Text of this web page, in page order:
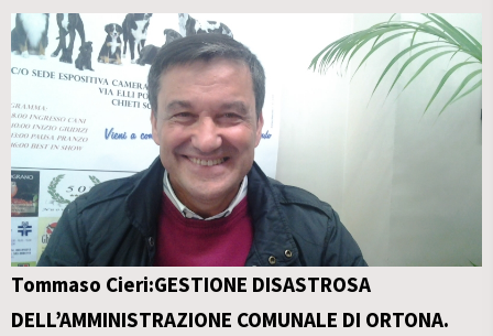
Tommaso Cieri:GESTIONE DISASTROSA
DELL’AMMINISTRAZIONE COMUNALE DI ORTONA.